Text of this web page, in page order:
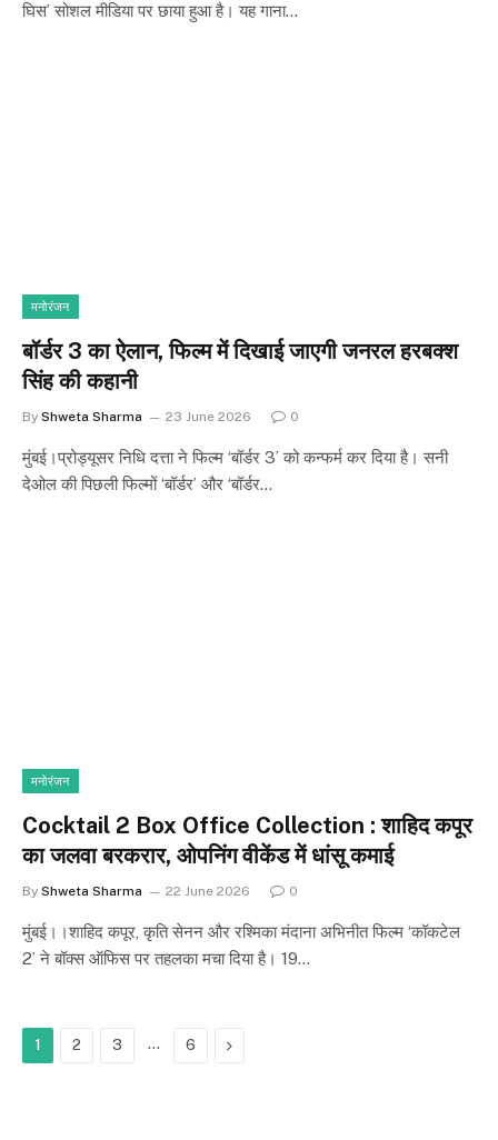
घिस’ सोशल मीडिया पर छाया हुआ है। यह गाना…
मनोरंजन
बॉर्डर 3 का ऐलान, फिल्म में दिखाई जाएगी जनरल हरबक्श
सिंह की कहानी
By Shweta Sharma 23 June 2026 0
मुंबई।प्रोड्यूसर निधि दत्ता ने फिल्म ‘बॉर्डर 3’ को कन्फर्म कर दिया है। सनी
देओल की पिछली फिल्मों ‘बॉर्डर’ और ‘बॉर्डर…
मनोरंजन
Cocktail 2 Box Office Collection : शाहिद कपूर
का जलवा बरकरार, ओपनिंग वीकेंड में धांसू कमाई
By Shweta Sharma 22 June 2026 0
मुंबई।।शाहिद कपूर, कृति सेनन और रश्मिका मंदाना अभिनीत फिल्म ‘कॉकटेल
2’ ने बॉक्स ऑफिस पर तहलका मचा दिया है। 19…
1 2 3 … 6 Next